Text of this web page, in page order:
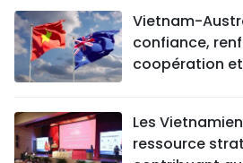
Vietnam-
confiance,
coopération
Les
ressource